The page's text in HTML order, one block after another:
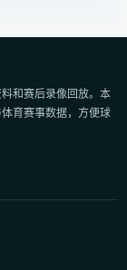
和赛后录像回放。本
育赛事数据，方便球